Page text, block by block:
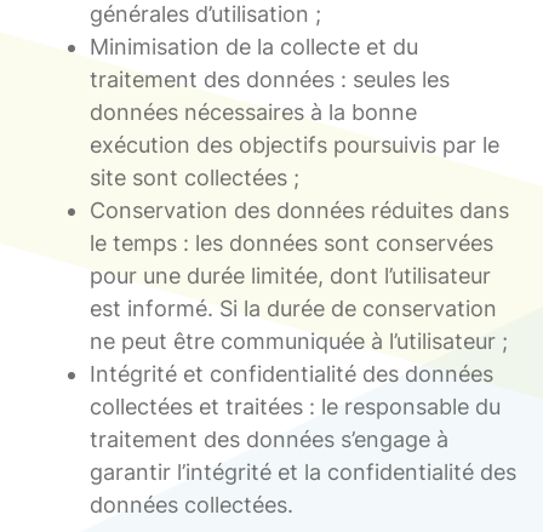
générales d’utilisation ;
Minimisation de la collecte et du
traitement des données : seules les
données nécessaires à la bonne
exécution des objectifs poursuivis par le
site sont collectées ;
Conservation des données réduites dans
le temps : les données sont conservées
pour une durée limitée, dont l’utilisateur
est informé. Si la durée de conservation
ne peut être communiquée à l’utilisateur ;
Intégrité et confidentialité des données
collectées et traitées : le responsable du
traitement des données s’engage à
garantir l’intégrité et la confidentialité des
données collectées.